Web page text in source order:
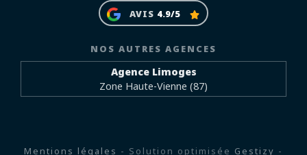
AVIS 4.9/5
NOS AUTRES AGENCES
Agence Limoges
Zone Haute-Vienne (87)
Mentions légales - Solution optimisée Gestizy -